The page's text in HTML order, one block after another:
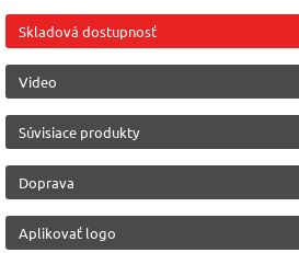
Skladová dostupnosť
Video
Súvisiace produkty
Doprava
Aplikovať logo